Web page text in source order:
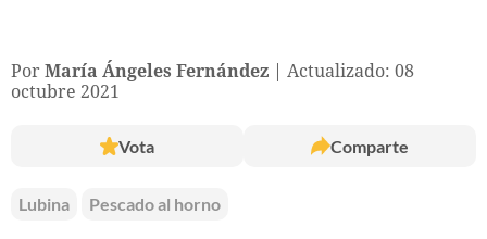
Por María Ángeles Fernández
Actualizado: 08
octubre 2021
Vota Comparte
Lubina Pescado al horno